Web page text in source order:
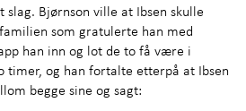
slag. Bjørnson ville at Ibsen skulle
som gratulerte han med
han inn og lot de to få være i
timer, og han fortalte etterpå at Ibsen
begge sine og sagt: